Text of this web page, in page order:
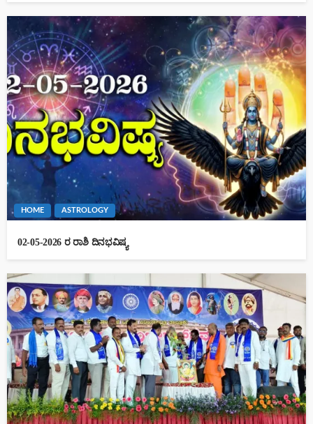
HOME ASTROLOGY
02-05-2026 ರ ರಾಶಿ ದಿನಭವಿಷ್ಯ